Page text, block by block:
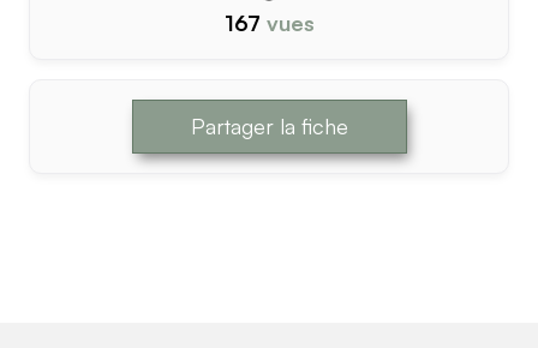
167 vues
Partager la fiche